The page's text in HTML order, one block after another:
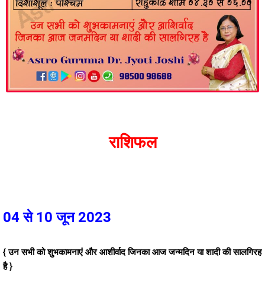
राशिफल
04 से 10 जून 2023
{ उन सभी को शुभकामनाएं और आशीर्वाद जिनका आज जन्मदिन या शादी की सालगिरह
है }